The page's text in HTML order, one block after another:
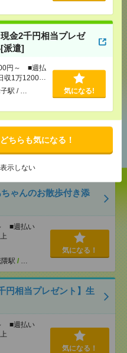
金2千円相当プレゼ
派遣]
円～ ■週払
1万1200円
駅 / … 気になる!
どちらも気になる！
示しない
ブックマーク
らの
ゃんのお散歩付き添
■週払い
駅 / …
気になる！
円相当プレゼント】生
■週払い
気になる！